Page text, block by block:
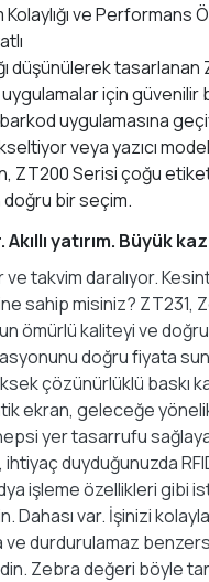
Kolaylığı ve Performans
düşünülerek
uygulamalar için güvenilir
uygulamasına
veya yazıcı
ZT200 Serisi çoğu
doğru bir seçim.
Akıllı yatırım. Büyük
takvim daralıyor.
sahip misiniz? ZT231,
ömürlü kaliteyi ve
doğru fiyata
çözünürlüklü baskı
ekran, geleceğe
yer tasarrufu
ihtiyaç duyduğunuzda
işleme özellikleri gibi
Dahası var. İşinizi
ve durdurulamaz
Zebra değeri böyle